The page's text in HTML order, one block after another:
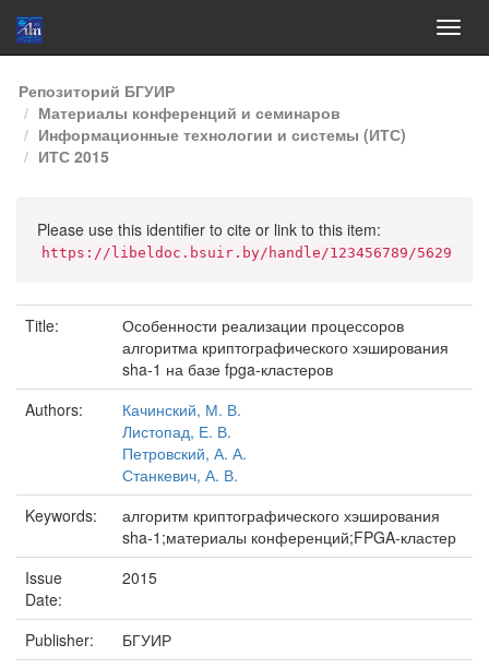
Skip
navigation
Репозиторий БГУИР
Материалы конференций и семинаров
Информационные технологии и системы (ИТС)
ИТС 2015
Please use this identifier to cite or link to this item:
https://libeldoc.bsuir.by/handle/123456789/5629
Title:
Особенности реализации процессоров
алгоритма криптографического хэширования
sha-1 на базе fpga-кластеров
Authors:
Качинский, М. В.
Листопад, Е. В.
Петровский, А. А.
Станкевич, А. В.
Keywords:
алгоритм криптографического хэширования
sha-1;материалы конференций;FPGA-кластер
Issue
Date:
2015
Publisher:
БГУИР